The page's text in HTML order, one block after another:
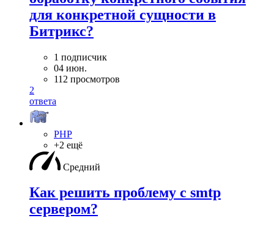
для конкретной сущности в
Битрикс?
1 подписчик
04 июн.
112 просмотров
2
ответа
PHP
+2 ещё
Средний
Как решить проблему с smtp
сервером?